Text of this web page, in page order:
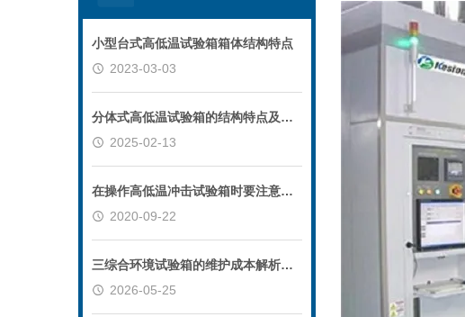
小型台式高低温试验箱箱体结构特点
2023-03-03
分体式高低温试验箱的结构特点及应用领域
2025-02-13
在操作高低温冲击试验箱时要注意些什么
2020-09-22
三综合环境试验箱的维护成本解析：延长设备寿命的关键
2026-05-25